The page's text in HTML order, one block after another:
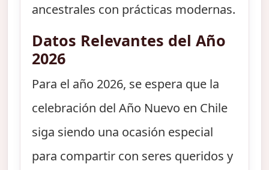
ancestrales con prácticas modernas.
Datos Relevantes del Año
2026
Para el año 2026, se espera que la
celebración del Año Nuevo en Chile
siga siendo una ocasión especial
para compartir con seres queridos y